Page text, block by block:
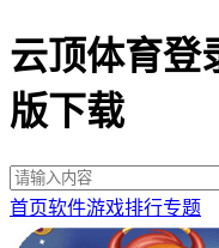
云顶体育登
版下载
首页软件游戏排行专题